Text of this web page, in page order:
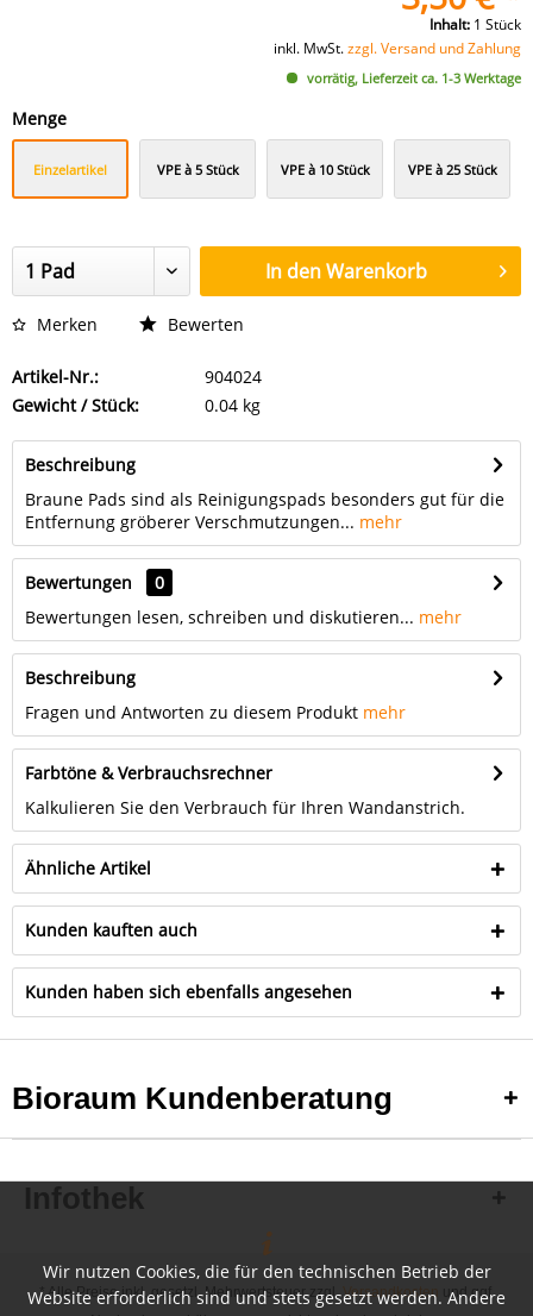
Inhalt: 1 Stück
inkl. MwSt.zzgl. Versand und Zahlung
vorrätig, Lieferzeit ca. 1-3 Werktage
Menge
Einzelartikel VPE à 5 Stück VPE à 10 Stück VPE à 25 Stück
In denWarenkorb
Merken Bewerten
Artikel-Nr.:
904024
Gewicht / Stück:
0.04 kg
Beschreibung
Braune Pads sind als Reinigungspads besonders gut für die
Entfernung gröberer Verschmutzungen... mehr
Bewertungen
0
Bewertungen lesen, schreiben und diskutieren... mehr
Beschreibung
Fragen und Antworten zu diesem Produkt mehr
Farbtöne & Verbrauchsrechner
Kalkulieren Sie den Verbrauch für Ihren Wandanstrich.
Ähnliche Artikel
Kunden kauften auch
Kunden haben sich ebenfalls angesehen
Bioraum Kundenberatung
Infothek
* Alle Preise inkl. gesetzl. Mehrwertsteuer zzgl.Versandkosten
und ggf.
Wir nutzen Cookies, die für den technischen Betrieb der
Website erforderlich sind und stets gesetzt werden. Andere